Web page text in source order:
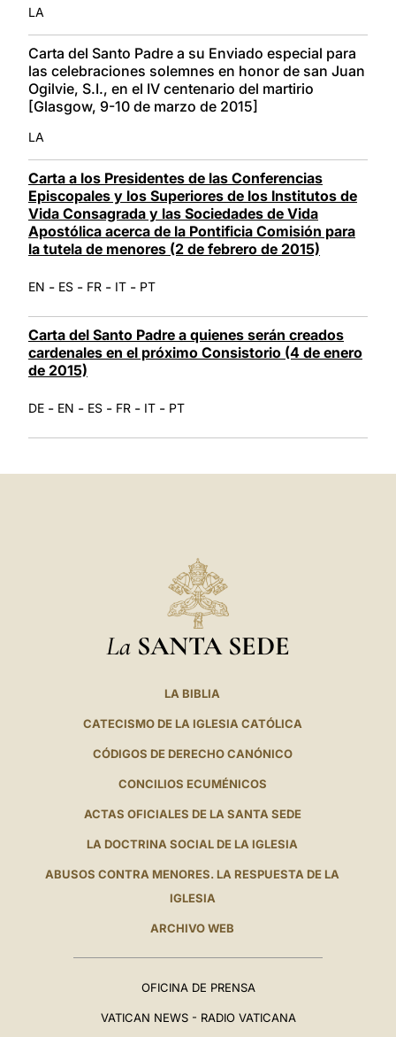
LA
Carta del Santo Padre a su Enviado especial para
las celebraciones solemnes en honor de san Juan
Ogilvie, S.I., en el IV centenario del martirio
[Glasgow, 9-10 de marzo de 2015]
LA
Carta a los Presidentes de las Conferencias
Episcopales y los Superiores de los Institutos de
Vida Consagrada y las Sociedades de Vida
Apostólica acerca de la Pontificia Comisión para
la tutela de menores (2 de febrero de 2015)
EN - ES - FR - IT - PT
Carta del Santo Padre a quienes serán creados
cardenales en el próximo Consistorio (4 de enero
de 2015)
DE - EN - ES - FR - IT - PT
La SANTA SEDE
LA BIBLIA
CATECISMO DE LA IGLESIA CATÓLICA
CÓDIGOS DE DERECHO CANÓNICO
CONCILIOS ECUMÉNICOS
ACTAS OFICIALES DE LA SANTA SEDE
LA DOCTRINA SOCIAL DE LA IGLESIA
ABUSOS CONTRA MENORES. LA RESPUESTA DE LA
IGLESIA
ARCHIVO WEB
OFICINA DE PRENSA
VATICAN NEWS - RADIO VATICANA